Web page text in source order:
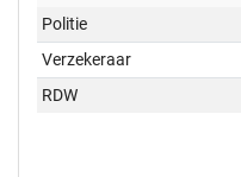
Politie
Verzekeraar
RDW